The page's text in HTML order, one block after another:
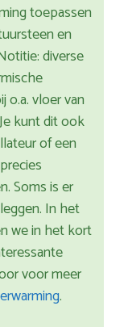
toepassen
en
diverse
o.a. vloer van
kunt dit ook
of een
Soms is er
In het
we in het kort
voor meer
.